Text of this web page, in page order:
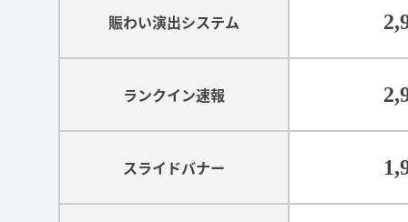
賑わい演出システム
ランクイン速報
スライドバナー